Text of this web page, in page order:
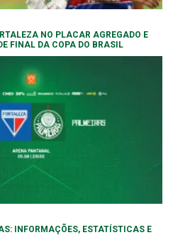
NO PLACAR AGREGADO E
FINAL DA COPA DO BRASIL
INFORMAÇÕES, ESTATÍSTICAS E